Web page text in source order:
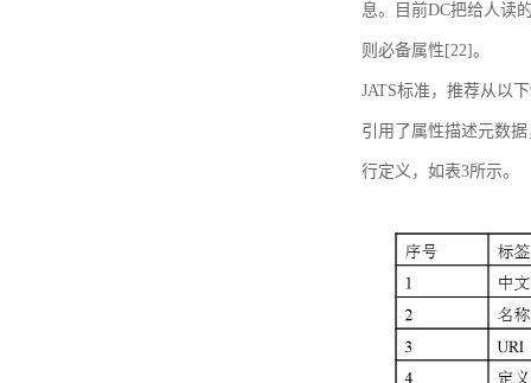
息。目前DC把给人读
则必备属性[22]。
JATS标准，推荐从以
引用了属性描述元数
行定义，如表3所示。